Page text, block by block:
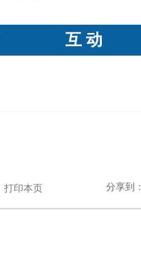
互 动
打印本页 分享到：